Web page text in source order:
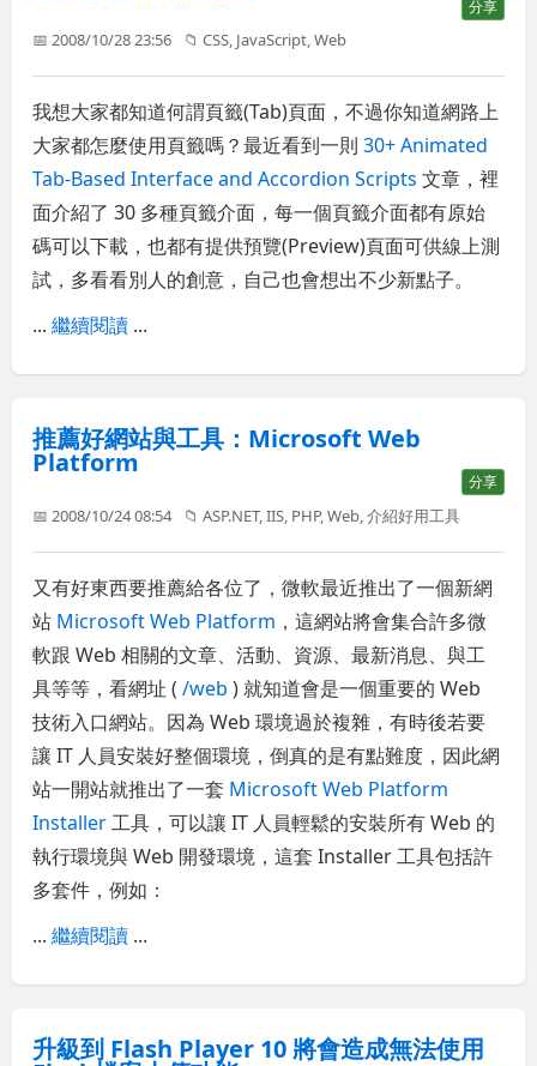
分享
📅 2008/10/28 23:56 📁CSS, JavaScript,Web
我想大家都知道何謂頁籤(Tab)頁面，不過你知道網路上
大家都怎麼使用頁籤嗎？最近看到一則30+ Animated
Tab-Based Interface and Accordion Scripts 文章，裡
面介紹了 30 多種頁籤介面，每一個頁籤介面都有原始
碼可以下載，也都有提供預覽(Preview)頁面可供線上測
試，多看看別人的創意，自己也會想出不少新點子。
...繼續閱讀 ...
推薦好網站與工具：Microsoft Web
Platform
分享
📅 2008/10/24 08:54 📁ASP.NET,IIS, PHP,Web,介紹好用工具
又有好東西要推薦給各位了，微軟最近推出了一個新網
站 Microsoft Web Platform ，這網站將會集合許多微
軟跟 Web 相關的文章、活動、資源、最新消息、與工
具等等，看網址 (/web ) 就知道會是一個重要的 Web
技術入口網站。因為 Web 環境過於複雜，有時後若要
讓 IT 人員安裝好整個環境，倒真的是有點難度，因此網
站一開站就推出了一套 Microsoft Web Platform
Installer工具，可以讓 IT 人員輕鬆的安裝所有 Web 的
執行環境與 Web 開發環境，這套 Installer 工具包括許
多套件，例如：
...繼續閱讀 ...
升級到 Flash Player 10 將會造成無法使用